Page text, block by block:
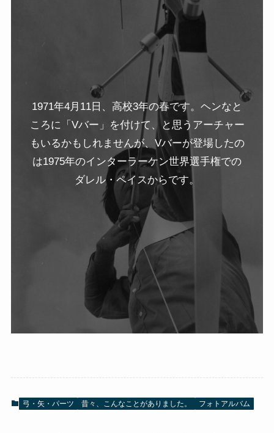
1971年4月11日、高校3年の春です。ヘンなと
ころに「Vバー」を付けて、と思うアーチャー
もいるかもしれませんが、Vバーが登場したの
は1975年のインターラーケン世界選手権での
ダレル・ペイスからです。
弓・矢・パーツ 昔々、こんなことがありました。 フォトアルバム